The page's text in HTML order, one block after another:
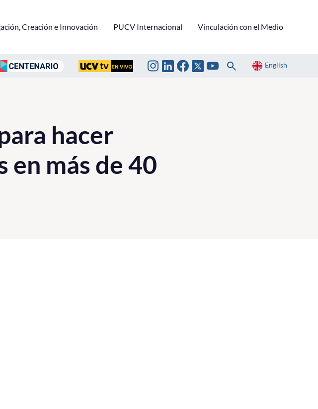
Creación e Innovación PUCV Internacional Vinculación con el Medio
English
hacer
en más de 40